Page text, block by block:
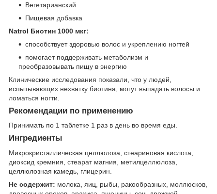
Вегетарианский
Пищевая добавка
Natrol Биотин 1000 мкг:
способствует здоровью волос и укреплению ногтей
помогает поддерживать метаболизм и
преобразовывать пищу в энергию
Клинические исследования показали, что у людей,
испытывающих нехватку биотина, могут выпадать волосы и
ломаться ногти.
Рекомендации по применению
Принимать по 1 таблетке 1 раз в день во время еды.
Ингредиенты
Микрокристаллическая целлюлоза, стеариновая кислота,
диоксид кремния, стеарат магния, метилцеллюлоза,
целлюлозная камедь, глицерин.
Не содержит: молока, яиц, рыбы, ракообразных, моллюсков,